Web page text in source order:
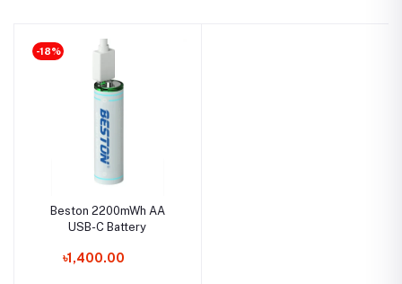
-18%
Beston 2200mWh AA
USB-C Battery
৳1,400.00